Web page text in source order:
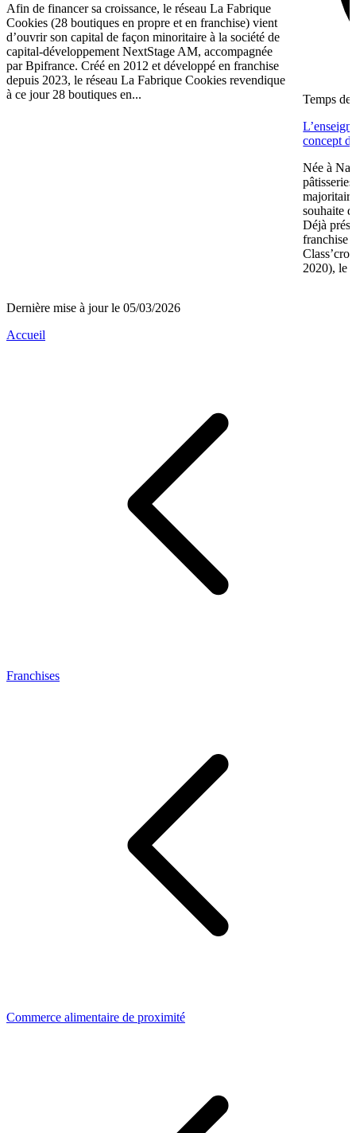
Afin de financer sa croissance, le réseau La Fabrique
Cookies (28 boutiques en propre et en franchise) vient
d’ouvrir son capital de façon minoritaire à la société de
capital-développement NextStage AM, accompagnée
par Bpifrance. Créé en 2012 et développé en franchise
depuis 2023, le réseau La Fabrique Cookies revendique
à ce jour 28 boutiques en...
Temps de
concept
Née à
souhaite
Déjà
franchise
2020), le
Dernière mise à jour le 05/03/2026
Accueil
Franchises
Commerce alimentaire de proximité